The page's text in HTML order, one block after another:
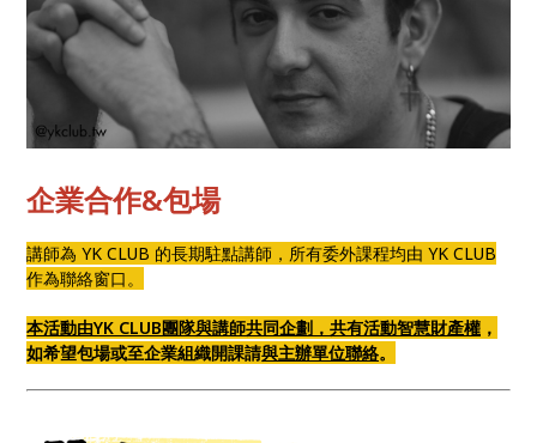
企業合作&包場
講師為 YK CLUB 的長期駐點講師，所有委外課程均由 YK CLUB
作為聯絡窗口。
本活動由YK CLUB團隊與講師共同企劃，共有活動智慧財產權 ，
如希望包場或至企業組織開課請與主辦單位聯絡。